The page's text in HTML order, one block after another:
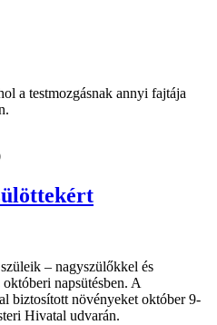
a testmozgásnak annyi fajtája
– nagyszülőkkel és
napsütésben. A
biztosított növényeket október 9-
Hivatal udvarán.